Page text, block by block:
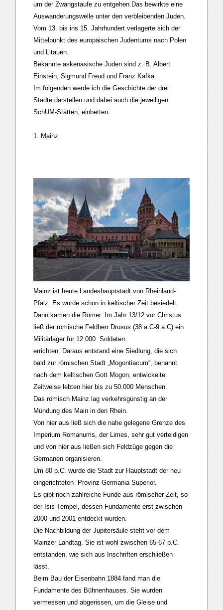
um der Zwangstaufe zu entgehen.Das bewirkte eine
Auswanderungswelle unter den verbleibenden Juden.
Vom 13. bis ins 15. Jahrhundert verlagerte sich der
Mittelpunkt des europäischen Judentums nach Polen
und Litauen.
Bekannte askenasische Juden sind z. B. Albert
Einstein, Sigmund Freud und Franz Kafka.
Im folgenden werde ich die Geschichte der drei
Städte darstellen und dabei auch die jeweiligen
SchUM-Stätten, einbetten.
1. Mainz
Mainz ist heute Landeshauptstadt von Rheinland-
Pfalz. Es wurde schon in keltischer Zeit besiedelt.
Dann kamen die Römer. Im Jahr 13/12 vor Christus
ließ der römische Feldherr Drusus (38 a.C-9 a.C) ein
Militärlager für 12.000 Soldaten
errichten. Daraus entstand eine Siedlung, die sich
bald zur römischen Stadt „Mogontiacum“, benannt
nach dem keltischen Gott Mogon, entwickelte.
Zeitweise lebten hier bis zu 50.000 Menschen.
Das römisch Mainz lag verkehrsgünstig an der
Mündung des Main in den Rhein.
Von hier aus ließ sich die nahe gelegene Grenze des
Imperium Romanums, der Limes, sehr gut verteidigen
und von hier aus ließen sich Feldzüge gegen die
Germanen organisieren.
Um 80 p.C. wurde die Stadt zur Hauptstadt der neu
eingerichteten Provinz Germania Superior.
Es gibt noch zahlreiche Funde aus römischer Zeit, so
der Isis-Tempel, dessen Fundamente erst zwischen
2000 und 2001 entdeckt wurden.
Die Nachbildung der Jupitersäule steht vor dem
Mainzer Landtag. Sie ist wohl zwischen 65-67 p.C.
entstanden, wie sich aus Inschriften erschließen
lässt.
Beim Bau der Eisenbahn 1884 fand man die
Fundamente des Bühnenhauses. Sie wurden
vermessen und abgerissen, um die Gleise und